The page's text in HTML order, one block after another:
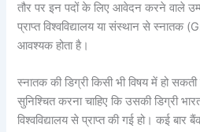
तौर पर इन पदों के लिए आवेदन करने वाले
प्राप्त विश्वविद्यालय या संस्थान से स्नातक
आवश्यक होता है।
स्नातक की डिग्री किसी भी विषय में हो
सुनिश्चित करना चाहिए कि उसकी डिग्री भारत
विश्वविद्यालय से प्राप्त की गई हो। कई बार